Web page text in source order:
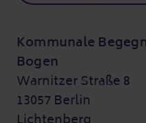
Kommunale
Bogen
Warnitzer Straße 8
13057 Berlin